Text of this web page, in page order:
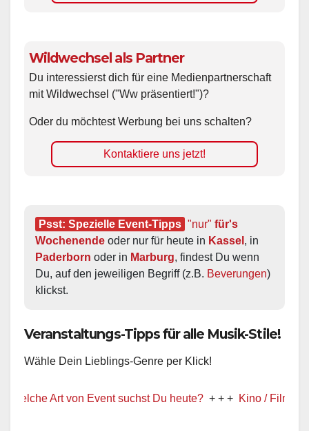
Wildwechsel als Partner
Du interessierst dich für eine Medienpartnerschaft
mit Wildwechsel ("Ww präsentiert!")?
Oder du möchtest Werbung bei uns schalten?
Kontaktiere uns jetzt!
Psst: Spezielle Event-Tipps "nur" für's
Wochenende oder nur für heute in Kassel
Paderborn oder in Marburg, findest Du wenn
Du, auf den jeweiligen Begriff (z.B. Beverungen)
klickst.
Veranstaltungs-Tipps für alle Musik-Stile!
Wähle Dein Lieblings-Genre per Klick!
Art von Event suchst Du heute? + + + Kino / Film + + +